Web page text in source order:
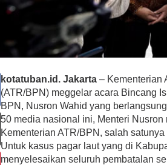
kotatuban.id. Jakarta – Kementerian
(ATR/BPN) meggelar acara Bincang
BPN, Nusron Wahid yang
50 media nasional ini, Menteri
Kementerian ATR/BPN, salah
Untuk kasus pagar laut yang di
menyelesaikan seluruh pembatalan